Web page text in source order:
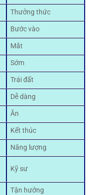
Thưởng thức
Bước vào
Mắt
Sớm
Trái đất
Dễ dàng
Ăn
Kết thúc
Năng lượng
Kỹ sư
Tận hưởng